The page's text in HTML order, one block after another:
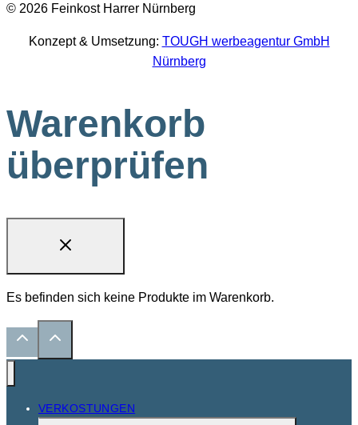
© 2026 Feinkost Harrer Nürnberg
Konzept & Umsetzung: TOUGH werbeagentur GmbH
Nürnberg
Warenkorb
überprüfen
Es befinden sich keine Produkte im Warenkorb.
VERKOSTUNGEN